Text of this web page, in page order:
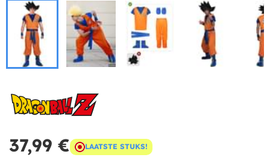
37,99 € LAATSTE STUKS!